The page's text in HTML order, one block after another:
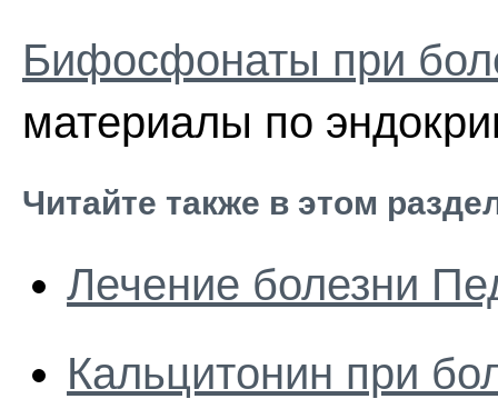
Бифосфонаты при
материалы по
Читайте также в этом
Лечение болезни
Кальцитонин при